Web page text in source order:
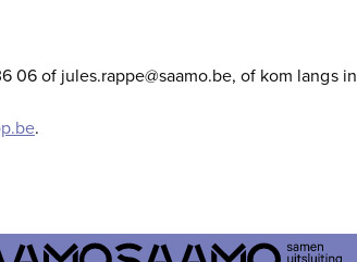
06 of jules.rappe@saamo.be, of kom langs in
.